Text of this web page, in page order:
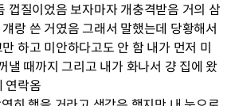
껍질이었음 보자마자 개충격받음 거의 삼
랑 쓴 거였음 그래서 말했는데 당황해서
하고 미안하다고도 안 함 내가 먼저 미
낼 때까지 그리고 내가 화나서 걍 집에 왔
연락옴